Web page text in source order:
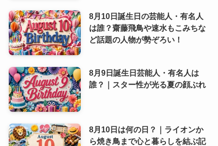
8月10日誕生日の芸能人・有名人
は誰？齋藤飛鳥や速水もこみちな
ど話題の人物が勢ぞろい！
8月9日誕生日芸能人・有名人は
誰？｜スター性が光る夏の顔ぶれ
8月10日は何の日？｜ライオンか
ら焼き鳥まで心と暮らしを結ぶ記